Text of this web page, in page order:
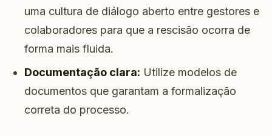
uma cultura de diálogo aberto entre gestores e
colaboradores para que a rescisão ocorra de
forma mais fluida.
Documentação clara: Utilize modelos de
documentos que garantam a formalização
correta do processo.